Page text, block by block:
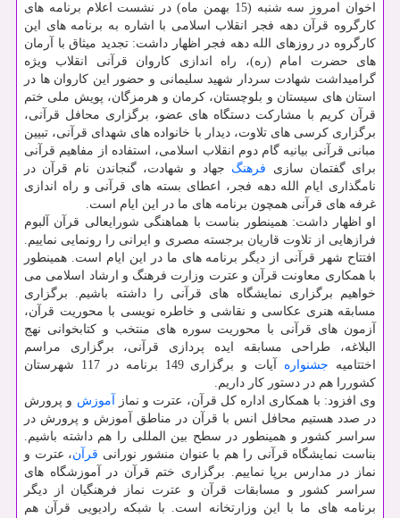
اخوان امروز سه شنبه (15 بهمن ماه) در نشست اعلام برنامه های
كارگروه قرآن دهه فجر انقلاب اسلامی با اشاره به برنامه های این
كارگروه در روزهای الله دهه فجر اظهار داشت: تجدید میثاق با آرمان
های حضرت امام (ره)، راه اندازی كاروان قرآنی انقلاب ویژه
گرامیداشت شهادت سردار شهید سلیمانی و حضور این كاروان ها در
استان های سیستان و بلوچستان، كرمان و هرمزگان، پویش ملی ختم
قرآن كریم با مشاركت دستگاه های عضو، برگزاری محافل قرآنی،
برگزاری كرسی های تلاوت، دیدار با خانواده های شهدای قرآنی، تبیین
مبانی قرآنی بیانیه گام دوم انقلاب اسلامی، استفاده از مفاهیم قرآنی
برای گفتمان سازی فرهنگ جهاد و شهادت، گنجاندن نام قرآن در
نامگذاری ایام الله دهه فجر، اعطای بسته های قرآنی و راه اندازی
غرفه های قرآنی همچون برنامه های ما در این ایام است.
او اظهار داشت: همینطور بناست با هماهنگی شورایعالی قرآن آلبوم
فرازهایی از تلاوت قاریان برجسته مصری و ایرانی را رونمایی نماییم.
افتتاح شهر قرآنی از دیگر برنامه های ما در این ایام است. همینطور
با همكاری معاونت قرآن و عترت وزارت فرهنگ و ارشاد اسلامی می
خواهیم برگزاری نمایشگاه های قرآنی را داشته باشیم. برگزاری
مسابقه هنری عكاسی و نقاشی و خاطره نویسی با محوریت قرآن،
آزمون های قرآنی با محوریت سوره های منتخب و كتابخوانی نهج
البلاغه، طراحی مسابقه ایده پردازی قرآنی، برگزاری مراسم
اختتامیه جشنواره
آیات و برگزاری 149 برنامه در 117 شهرستان
كشوررا هم در دستور كار داریم.
وی افزود: با همكاری اداره كل قرآن، عترت و نماز
آموزش و پرورش
در صدد هستیم محافل انس با قرآن در مناطق آموزش و پرورش در
سراسر كشور و همینطور در سطح بین المللی را هم داشته باشیم.
بناست نمایشگاه قرآنی را هم با عنوان منشور نورانی قرآن، عترت و
نماز در مدارس برپا نماییم. برگزاری ختم قرآن در آموزشگاه های
سراسر كشور و مسابقات قرآن و عترت نماز فرهنگیان از دیگر
برنامه های ما با این وزارتخانه است. با شبكه رادیویی قرآن هم